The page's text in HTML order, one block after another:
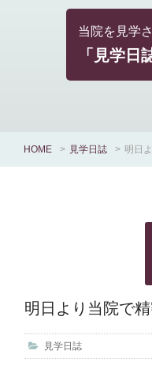
当院を見学
「見学日
HOME > 見学日誌 > 明日
明日より当院で
見学日誌